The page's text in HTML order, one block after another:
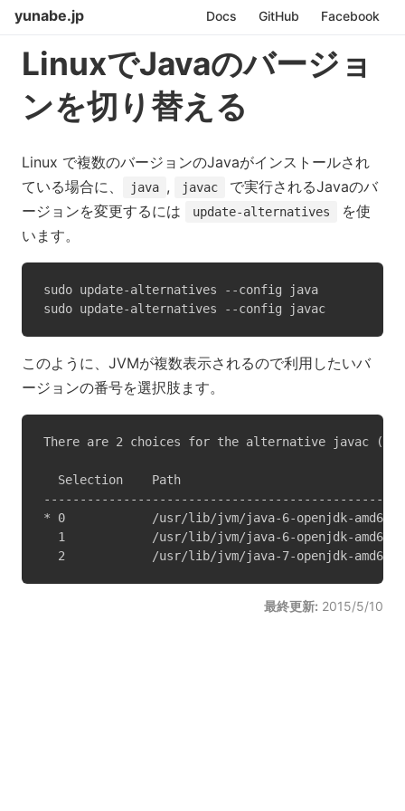
yunabe.jp Docs GitHub Facebook
LinuxでJavaのバージョ
ンを切り替える
Linux で複数のバージョンのJavaがインストールされ
ている場合に、
java , javac
で実行されるJavaのバ
ージョンを変更するには
update-alternatives
を使
います。
sudo update-alternatives --config java
sudo update-alternatives --config javac
このように、JVMが複数表示されるので利用したいバ
ージョンの番号を選択肢ます。
There are 2 choices for the alternative javac
Selection    Path
* 0            /usr/lib/jvm/java-6-openjdk-amd64/
1            /usr/lib/jvm/java-6-openjdk-
2            /usr/lib/jvm/java-7-openjdk-
最終更新: 2015/5/10